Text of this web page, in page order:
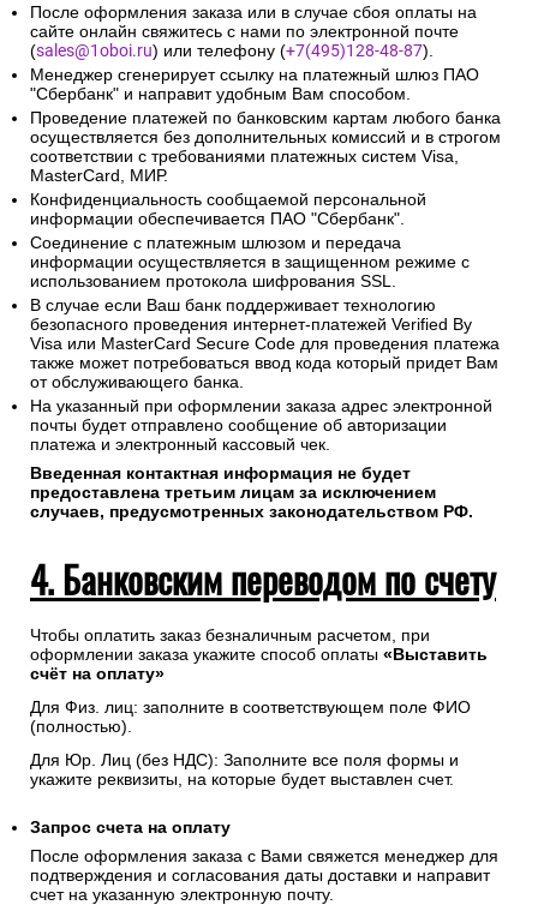
После оформления заказа или в случае сбоя оплаты на
сайте онлайн свяжитесь с нами по электронной почте
(sales@1oboi.ru) или телефону (+7(495)128-48-87).
Менеджер сгенерирует ссылку на платежный шлюз ПАО
"Сбербанк" и направит удобным Вам способом.
Проведение платежей по банковским картам любого банка
осуществляется без дополнительных комиссий и в строгом
соответствии с требованиями платежных систем Visa,
MasterCard, МИР.
Конфиденциальность сообщаемой персональной
информации обеспечивается ПАО "Сбербанк".
Соединение с платежным шлюзом и передача
информации осуществляется в защищенном режиме с
использованием протокола шифрования SSL.
В случае если Ваш банк поддерживает технологию
безопасного проведения интернет-платежей Verified By
Visa или MasterCard Secure Code для проведения платежа
также может потребоваться ввод кода который придет Вам
от обслуживающего банка.
На указанный при оформлении заказа адрес электронной
почты будет отправлено сообщение об авторизации
платежа и электронный кассовый чек.
Введенная контактная информация не будет
предоставлена третьим лицам за исключением
случаев, предусмотренных законодательством РФ.
4. Банковским переводом по счету
Чтобы оплатить заказ безналичным расчетом, при
оформлении заказа укажите способ оплаты «Выставить
счёт на оплату»
Для Физ. лиц: заполните в соответствующем поле ФИО
(полностью).
Для Юр. Лиц (без НДС): Заполните все поля формы и
укажите реквизиты, на которые будет выставлен счет.
Запрос счета на оплату
После оформления заказа с Вами свяжется менеджер для
подтверждения и согласования даты доставки и направит
счет на указанную электронную почту.